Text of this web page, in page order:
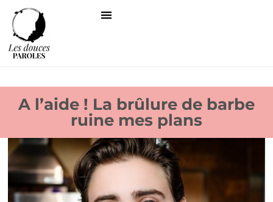
A l’aide ! La brûlure de barbe
ruine mes plans